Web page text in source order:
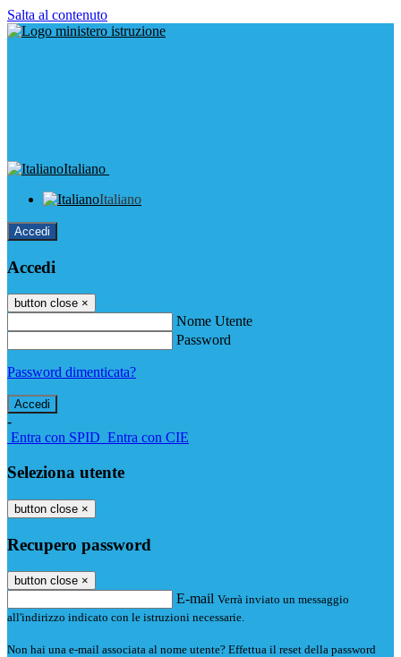
Salta al contenuto
Italiano
Italiano
Accedi
Accedi
button close ×
Nome Utente
Password
Password dimenticata?
-
Entra con SPID Entra con CIE
Seleziona utente
button close ×
Recupero password
button close ×
E-mail Verrà inviato un messaggio
all'indirizzo indicato con le istruzioni necessarie.
Non hai una e-mail associata al nome utente? Effettua il reset della password